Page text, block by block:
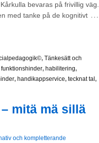
bevaras på frivillig väg.
med tanke på de kognitivt …
, Tänkesätt och
funktionshinder, habilitering,
, handikappservice, tecknat tal ,
mitä mä sillä
och kompletterande